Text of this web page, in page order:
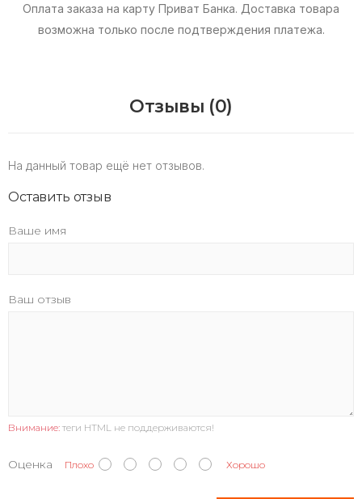
Оплата заказа на карту Приват Банка. Доставка товара
возможна только после подтверждения платежа.
Отзывы (0)
На данный товар ещё нет отзывов.
Оставить отзыв
Ваше имя
Ваш отзыв
Внимание: теги HTML не поддерживаются!
Оценка Плохо Хорошо